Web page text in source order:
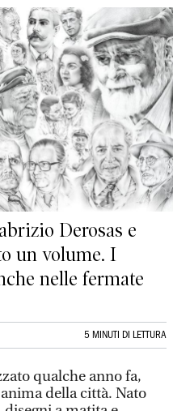
Derosas e
un volume. I
nelle fermate
5 MINUTI DI LETTURA
qualche anno fa,
della città. Nato